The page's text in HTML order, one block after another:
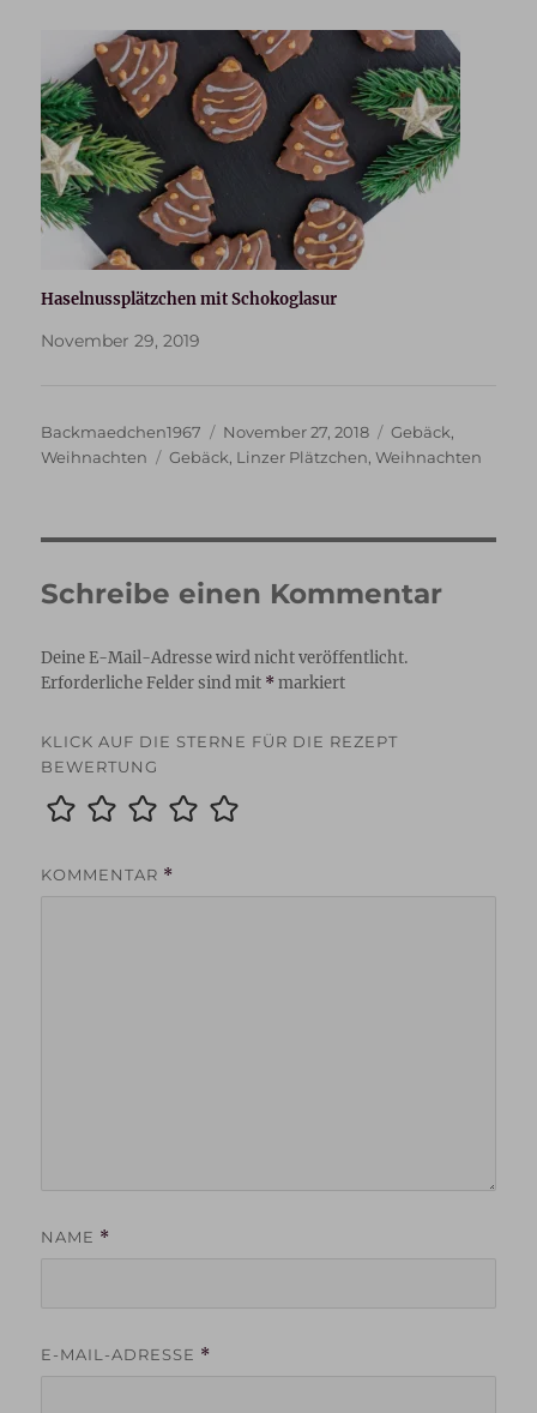
Haselnussplätzchen mit Schokoglasur
November 29, 2019
Autor
Backmaedchen1967
Veröffentlicht
am
November 27, 2018 Kategorien
Gebäck,
Weihnachten
Schlagwörter
Gebäck, Linzer Plätzchen,Weihnachten
Schreibe einen Kommentar
Deine E-Mail-Adresse wird nicht veröffentlicht.
Erforderliche Felder sind mit *markiert
KLICK AUF DIE STERNE FÜR DIE REZEPT
BEWERTUNG
KOMMENTAR *
NAME *
E-MAIL-ADRESSE *